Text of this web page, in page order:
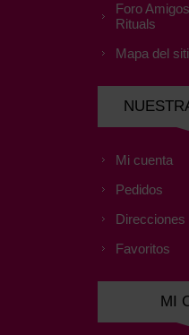
Foro
Rituals
Mapa del
Mi cuenta
Pedidos
Direcciones
Favoritos
MI